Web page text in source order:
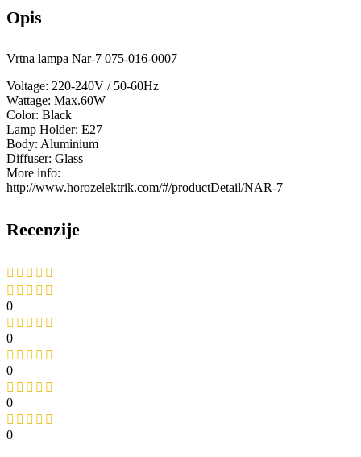
Opis
Vrtna lampa Nar-7 075-016-0007
Voltage: 220-240V / 50-60Hz
Wattage: Max.60W
Color: Black
Lamp Holder: E27
Body: Aluminium
Diffuser: Glass
More info:
http://www.horozelektrik.com/#/productDetail/NAR-7
Recenzije
0
0
0
0
0